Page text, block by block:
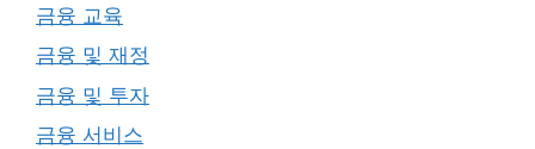
금융 교육
금융 및 재정
금융 및 투자
금융 서비스